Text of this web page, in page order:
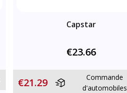
Capstar
€23.66
€21.29
Commande
d'automobiles